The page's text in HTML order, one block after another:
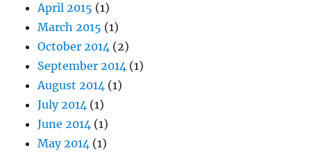
April 2015 (1)
March 2015 (1)
October 2014 (2)
September 2014 (1)
August 2014 (1)
July 2014 (1)
June 2014 (1)
May 2014 (1)